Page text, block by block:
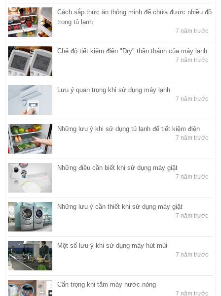
Cách sắp thức ăn thông minh để chứa được nhiều đồ
trong tủ lạnh
7 năm trước
Chế độ tiết kiệm điện "Dry" thần thánh của máy lạnh
7 năm trước
Lưu ý quan trọng khi sử dụng máy lạnh
7 năm trước
Những lưu ý khi sử dụng tủ lạnh để tiết kiệm điện
7 năm trước
Những điều cần biết khi sử dụng máy giặt
7 năm trước
Những lưu ý cần thiết khi sử dụng máy giặt
7 năm trước
Một số lưu ý khi sử dụng máy hút mùi
7 năm trước
Cẩn trọng khi tắm máy nước nóng
7 năm trước